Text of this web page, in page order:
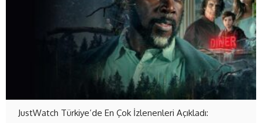
JustWatch Türkiye’de En Çok İzlenenleri Açıkladı: